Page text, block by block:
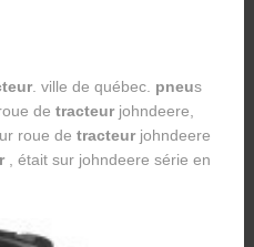
. ville de québec. pneus
de tracteurjohndeere,
roue de tracteurjohndeere
, était sur johndeere série en